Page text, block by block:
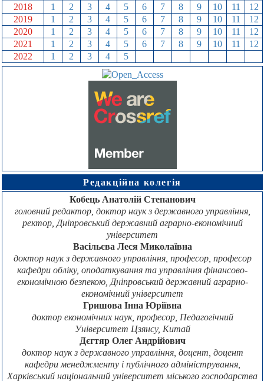
2018
1 2 3 4 5 6 7 8 9 10 11
12
2019
1 2 3 4 5 6 7 8 9 10 11
12
2020
1 2 3 4 5 6 7 8 9 10 11
12
2021
1 2 3 4 5 6 7 8 9 10 11
12
2022
1 2 3 4 5
Редакційна колегія
Кобець Анатолій Степанович
головний редактор, доктор наук з державного управління,
ректор, Дніпровський державний аграрно-економічний
університет
Васільєва Леся Миколаївна
доктор наук з державного управління, професор, професор
кафедри обліку, оподаткування та управління фінансово-
економічною безпекою, Дніпровський державний аграрно-
економічний університет
Гришова Інна Юріївна
доктор економічних наук, професор, Педагогічний
Університет Цзянсу, Китай
Дєгтяр Олег Андрійович
доктор наук з державного управління, доцент, доцент
кафедри менеджменту і публічного адміністрування,
Харківський національний університет міського господарства